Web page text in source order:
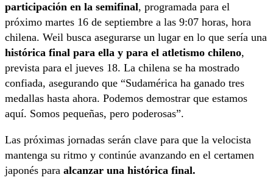
participación en la semifinal, programada para el
próximo martes 16 de septiembre a las 9:07 horas, hora
chilena. Weil busca asegurarse un lugar en lo que sería una
histórica final para ella y para el atletismo chileno,
prevista para el jueves 18. La chilena se ha mostrado
confiada, asegurando que “Sudamérica ha ganado tres
medallas hasta ahora. Podemos demostrar que estamos
aquí. Somos pequeñas, pero poderosas”.
Las próximas jornadas serán clave para que la velocista
mantenga su ritmo y continúe avanzando en el certamen
japonés para alcanzar una histórica final.